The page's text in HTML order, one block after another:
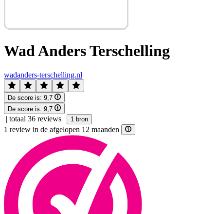
Wad Anders Terschelling
wadanders-terschelling.nl
De score is: 9,7
De score is: 9,7
| totaal 36 reviews | 1 bron
1 review in de afgelopen 12 maanden